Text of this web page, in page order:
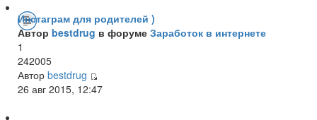
Инстаграм для родителей )
Автор bestdrug в форуме Заработок в интернете
1
242005
Автор bestdrug
26 авг 2015, 12:47